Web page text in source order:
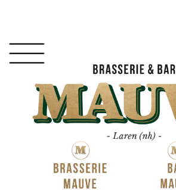
hoofdnavigatie
hoofd
inhoud
Mauve